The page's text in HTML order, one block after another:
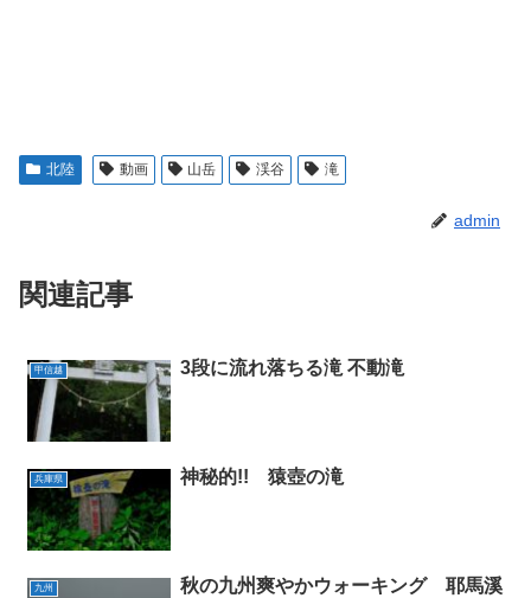
北陸 動画 山岳 渓谷 滝
admin
関連記事
甲信越 3段に流れ落ちる滝 不動滝
兵庫県 神秘的!! 猿壺の滝
九州 秋の九州爽やかウォーキング 耶馬溪